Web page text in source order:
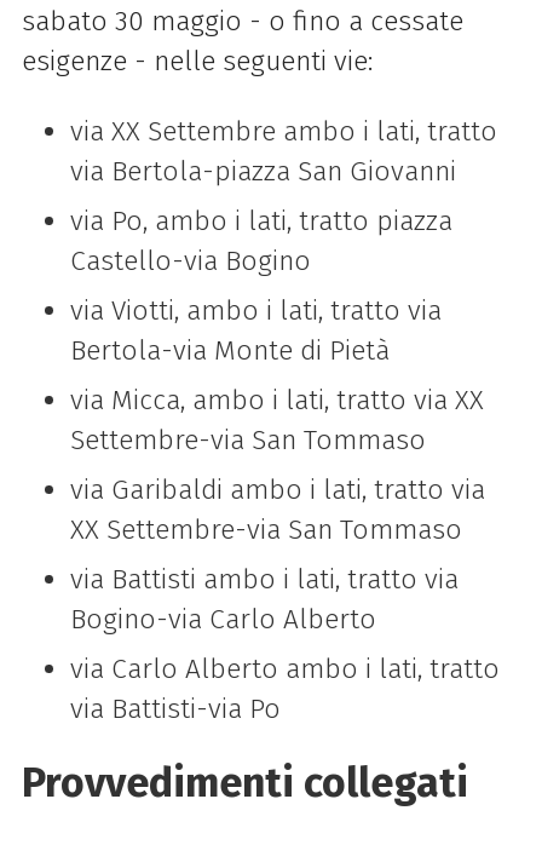
sabato 30 maggio - o fino a cessate
esigenze - nelle seguenti vie:
via XX Settembre ambo i lati, tratto
via Bertola-piazza San Giovanni
via Po, ambo i lati, tratto piazza
Castello-via Bogino
via Viotti, ambo i lati, tratto via
Bertola-via Monte di Pietà
via Micca, ambo i lati, tratto via XX
Settembre-via San Tommaso
via Garibaldi ambo i lati, tratto via
XX Settembre-via San Tommaso
via Battisti ambo i lati, tratto via
Bogino-via Carlo Alberto
via Carlo Alberto ambo i lati, tratto
via Battisti-via Po
Provvedimenti collegati